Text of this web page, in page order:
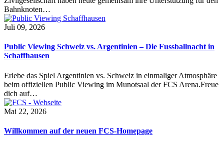
Bahnknoten…
Juli 09, 2026
Public Viewing Schweiz vs. Argentinien – Die Fussballnacht in
Schaffhausen
Erlebe das Spiel Argentinien vs. Schweiz in einmaliger Atmosphäre
beim offiziellen Public Viewing im Munotsaal der FCS Arena.Freue
dich auf…
Mai 22, 2026
Willkommen auf der neuen FCS-Homepage